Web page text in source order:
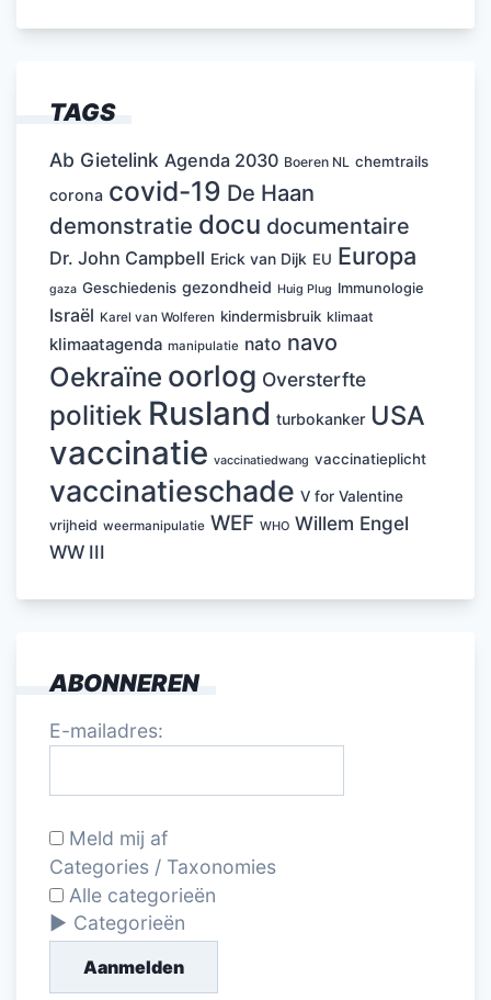
TAGS
Ab Gietelink Agenda 2030 Boeren NL chemtrails
corona covid-19 De Haan
demonstratie docu documentaire
Dr. John Campbell Erick van Dijk EU Europa
gaza Geschiedenis gezondheid Huig Plug Immunologie
Israël Karel van Wolferen kindermisbruik klimaat
klimaatagenda manipulatie nato navo
Oekraïne oorlog Oversterfte
politiek Rusland turbokanker USA
vaccinatie vaccinatiedwang vaccinatieplicht
vaccinatieschade V for Valentine
vrijheid weermanipulatie WEF WHO Willem Engel
WW III
ABONNEREN
E-mailadres:
Meld mij af
Categories / Taxonomies
Alle categorieën
Categorieën
Aanmelden